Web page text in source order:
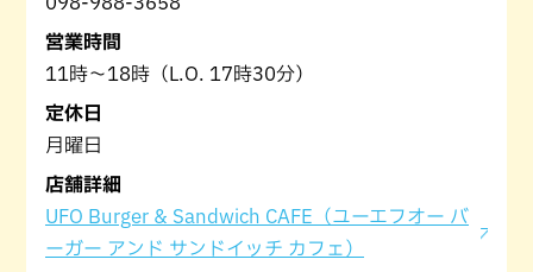
営業時間
11時〜18時（L.O. 17時30分）
定休日
月曜日
店舗詳細
UFO Burger & Sandwich CAFE（ユーエフオー バ
ーガー アンド サンドイッチ カフェ）